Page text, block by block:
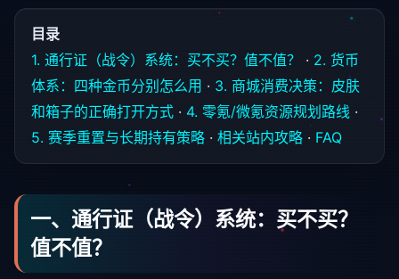
目录
1. 通行证（战令）系统：买不买？值不值？
· 2. 货币
体系：四种金币分别怎么用 · 3. 商城消费决策：皮肤
和箱子的正确打开方式 · 4. 零氪/微氪资源规划路线 ·
5. 赛季重置与长期持有策略 · 相关站内攻略 · FAQ
一、通行证（战令）系统：买不买？
值不值？